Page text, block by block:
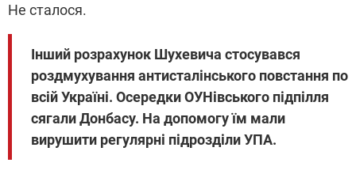
Не сталося.
Інший розрахунок Шухевича стосувався
роздмухування антисталінського повстання по
всій Україні. Осередки ОУНівського підпілля
сягали Донбасу. На допомогу їм мали
вирушити регулярні підрозділи УПА.